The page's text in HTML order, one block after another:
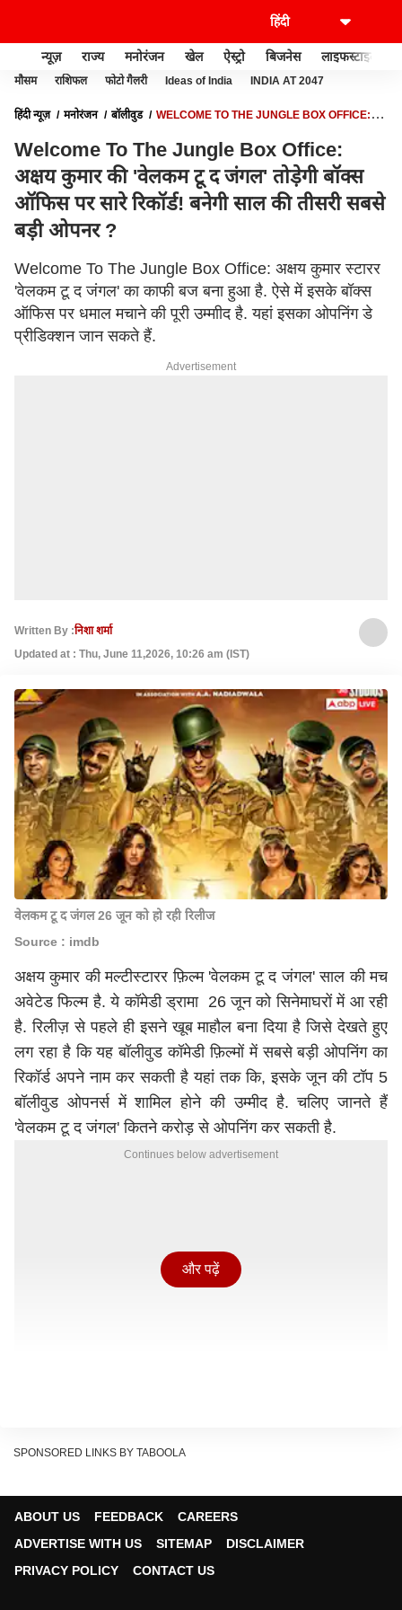
न्यूज़ राज्य मनोरंजन खेल ऐस्ट्रो बिजनेस लाइफस्टाइल
मौसम राशिफल फोटो गैलरी Ideas of India INDIA AT 2047
हिंदी न्यूज़ मनोरंजन बॉलीवुड
WELCOME TO THE JUNGLE BOX OFFICE:
सबसे बड़ी ओपनर ?
Welcome To The Jungle Box Office:
अक्षय कुमार की 'वेलकम टू द जंगल' तोड़ेगी बॉक्स
ऑफिस पर सारे रिकॉर्ड! बनेगी साल की तीसरी सबसे
बड़ी ओपनर ?
Welcome To The Jungle Box Office: अक्षय कुमार स्टारर
'वेलकम टू द जंगल' का काफी बज बना हुआ है. ऐसे में इसके बॉक्स
ऑफिस पर धमाल मचाने की पूरी उम्माीद है. यहां इसका ओपनिंग डे
प्रीडिक्शन जान सकते हैं.
Advertisement
Written By :निशा शर्मा
Updated at : Thu, June 11,2026, 10:26 am (IST)
वेलकम टू द जंगल 26 जून को हो रही रिलीज
Source : imdb
अक्षय कुमार की मल्टीस्टारर फ़िल्म 'वेलकम टू द जंगल' साल की मच
अवेटेड फिल्म है. ये कॉमेडी ड्रामा 26 जून को सिनेमाघरों में आ रही
है. रिलीज़ से पहले ही इसने खूब माहौल बना दिया है जिसे देखते हुए
लग रहा है कि यह बॉलीवुड कॉमेडी फ़िल्मों में सबसे बड़ी ओपनिंग का
रिकॉर्ड अपने नाम कर सकती है यहां तक कि, इसके जून की टॉप 5
बॉलीवुड ओपनर्स में शामिल होने की उम्मीद है. चलिए जानते हैं
'वेलकम टू द जंगल' कितने करोड़ से ओपनिंग कर सकती है.
Continues below advertisement
और पढ़ें
SPONSORED LINKS BY TABOOLA
ABOUT US FEEDBACK
CAREERS
ADVERTISE WITH US
SITEMAP
DISCLAIMER
PRIVACY POLICY
CONTACT US